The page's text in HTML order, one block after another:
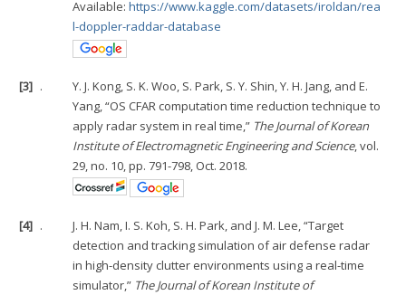
Available:https://www.kaggle.com/datasets/iroldan/rea
l-doppler-raddar-database
[3] .
Y. J. Kong, S. K. Woo, S. Park, S. Y. Shin, Y. H. Jang, and E.
Yang, “OS CFAR computation time reduction technique to
apply radar system in real time,” The Journal of Korean
Institute of Electromagnetic Engineering and Science, vol.
29, no. 10, pp. 791-798, Oct. 2018.
[4] .
J. H. Nam, I. S. Koh, S. H. Park, and J. M. Lee, “Target
detection and tracking simulation of air defense radar
in high-density clutter environments using a real-time
simulator,” The Journal of Korean Institute of